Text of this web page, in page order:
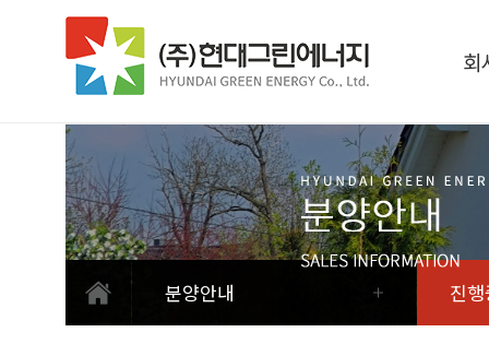
회
분양안내 진